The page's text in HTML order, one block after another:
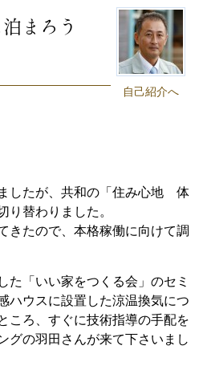
自己紹介へ
まろう
したが、共和の「住み心地 体
り替わりました。
きたので、本格稼働に向けて調
た「いい家をつくる会」のセミ
ハウスに設置した涼温換気につ
ころ、すぐに技術指導の手配を
グの羽田さんが来て下さいまし